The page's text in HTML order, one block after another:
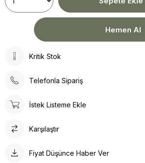
Kritik Stok
Telefonla Sipariş
İstek Listeme Ekle
Karşılaştır
Fiyat Düşünce Haber Ver